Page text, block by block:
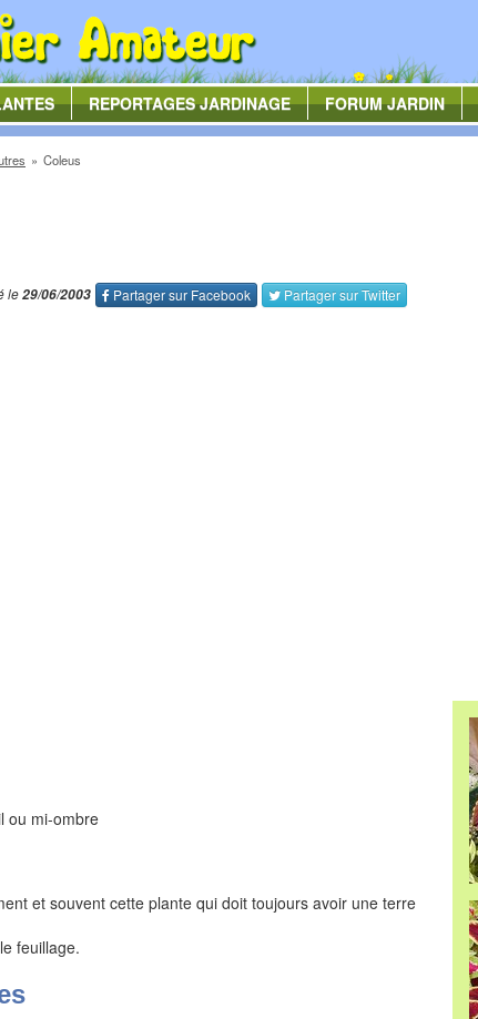
REPORTAGESJARDINAGE FORUMJARDIN
Coleus
le29/06/2003 Partager sur Facebook Partager surTwitter
ou mi-ombre
et souvent cette plante qui doit toujours avoir une terre
feuillage.